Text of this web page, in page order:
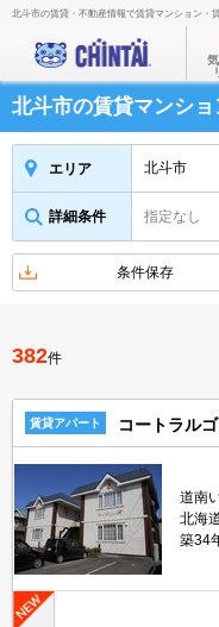
北斗市の賃貸・不動産情報で賃貸マンション・
北斗市の賃貸マンシ
エリア 北斗市
詳細条件 指定なし
条件保存
382件
賃貸アパート コートラルゴ
道南
北海
築34